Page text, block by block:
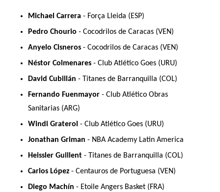
Michael Carrera - Força Lleida (ESP)
Pedro Chourio - Cocodrilos de Caracas (VEN)
Anyelo Cisneros - Cocodrilos de Caracas (VEN)
Néstor Colmenares - Club Atlético Goes (URU)
David Cubillán - Titanes de Barranquilla (COL)
Fernando Fuenmayor - Club Atlético Obras
Sanitarias (ARG)
Windi Graterol - Club Atlético Goes (URU)
Jonathan Griman - NBA Academy Latin America
Heissler Guillent - Titanes de Barranquilla (COL)
Carlos López - Centauros de Portuguesa (VEN)
Diego Machín - Etoile Angers Basket (FRA)